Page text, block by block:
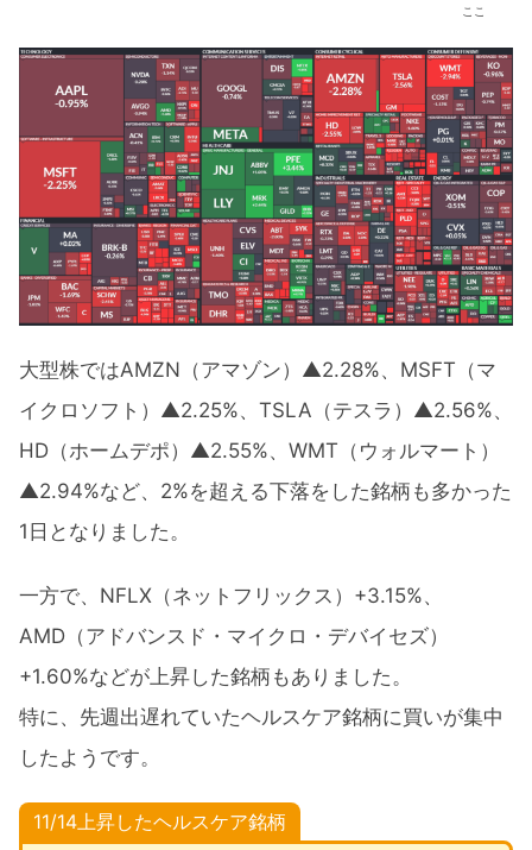
ここ
大型株ではAMZN（アマゾン）▲2.28%、MSFT（マ
イクロソフト）▲2.25%、TSLA（テスラ）▲2.56%、
HD（ホームデポ）▲2.55%、WMT（ウォルマート）
▲2.94%など、2%を超える下落をした銘柄も多かった
1日となりました。
一方で、NFLX（ネットフリックス）+3.15%、
AMD（アドバンスド・マイクロ・デバイセズ）
+1.60%などが上昇した銘柄もありました。
特に、先週出遅れていたヘルスケア銘柄に買いが集中
したようです。
11/14上昇したヘルスケア銘柄